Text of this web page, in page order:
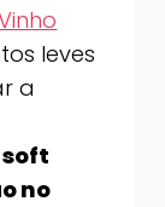
leves
a
soft
no